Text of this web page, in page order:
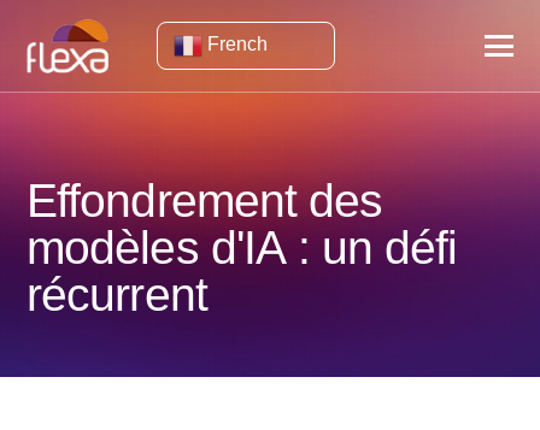
French
Effondrement des
modèles d'IA : un défi
récurrent